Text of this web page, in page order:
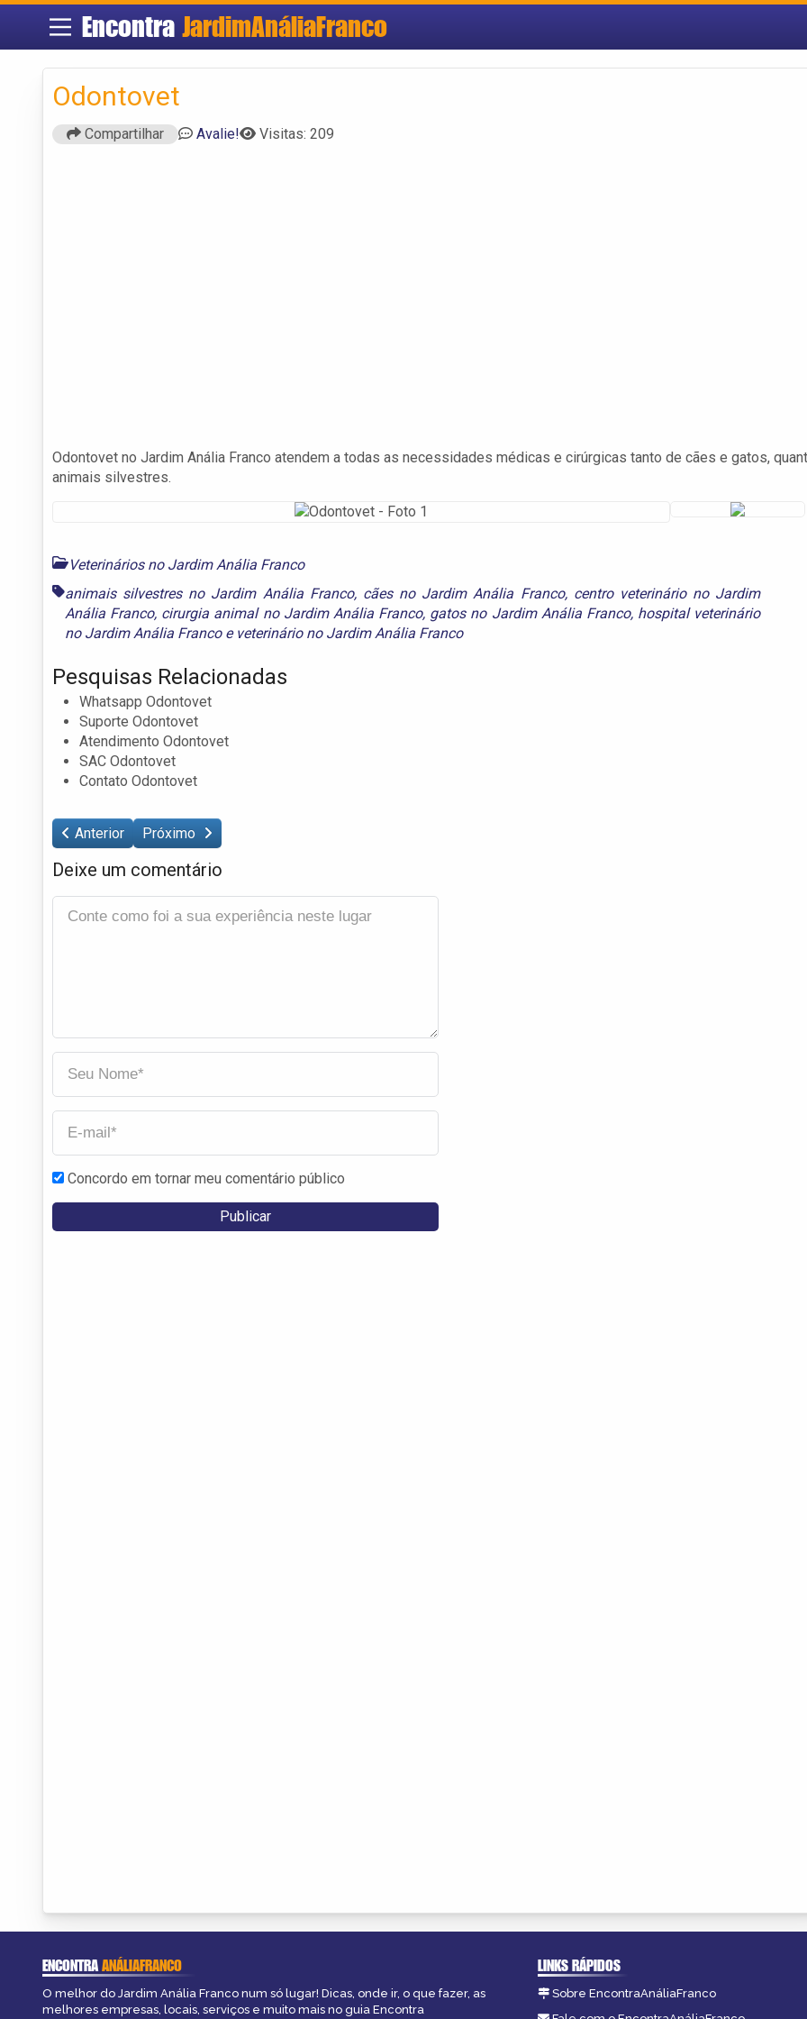
Encontra JardimAnáliaFranco
Odontovet
Compartilhar Avalie! Visitas: 209
Odontovet no Jardim Anália Franco atendem a todas as necessidades médicas e cirúrgicas tanto de cães e gatos,
animais silvestres.
Veterinários no Jardim Anália Franco
animais silvestres no Jardim Anália Franco, cães no Jardim Anália Franco, centro veterinário no Jardim
Anália Franco, cirurgia animal no Jardim Anália Franco, gatos no Jardim Anália Franco, hospital veterinário
no Jardim Anália Francoe veterinário no Jardim Anália Franco
Pesquisas Relacionadas
Whatsapp Odontovet
Suporte Odontovet
Atendimento Odontovet
SAC Odontovet
Contato Odontovet
Anterior Próximo
Deixe um comentário
Concordo em tornar meu comentário público
ENCONTRAANÁLIAFRANCO
O melhor do Jardim Anália Franco num só lugar! Dicas, onde ir, o que fazer, as
melhores empresas, locais, serviços e muito mais no guia Encontra
LINKS RÁPIDOS
Sobre EncontraAnáliaFranco